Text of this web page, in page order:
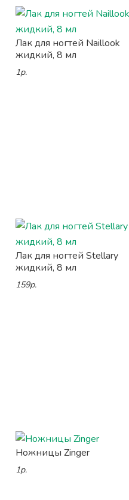
Лак для ногтей Naillook
жидкий, 8 мл
1р.
Лак для ногтей Stellary
жидкий, 8 мл
159р.
Ножницы Zinger
1р.